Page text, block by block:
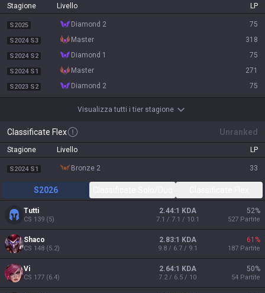
Stagione Livello LP
S2025 diamond 2 75
S2024 S3 master 318
S2024 S2 diamond 1 75
S2024 S1 master 271
S2023 S2 diamond 2 75
Visualizza tutti i tier stagione
Classificate Flex Unranked
Stagione Livello LP
S2024 S1 bronze 2 33
S2026
Tutti
CS 139 (5)
2.44:1 KDA
7.1 / 7.1 / 10.1
52%
527 Partite
Shaco
CS 148 (5.2)
2.83:1 KDA
9.8 / 6.7 / 9.1
61 %
187 Partite
Vi
CS 177 (6.4)
2.64:1 KDA
7.2 / 6.5 / 10
50%
54 Partite